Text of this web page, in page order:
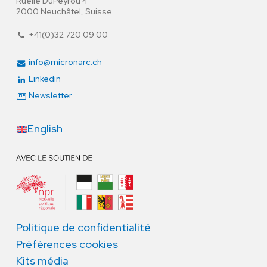
2000 Neuchâtel, Suisse
+41(0)32 720 09 00
info@micronarc.ch
Linkedin
Newsletter
English
Politique de confidentialité
Préférences cookies
Kits média